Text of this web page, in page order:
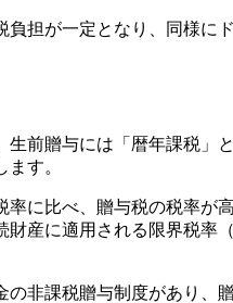
担が一定となり、同様
前贈与には「暦年課税
す。
に比べ、贈与税の税率
産に適用される限界税
非課税贈与制度があり